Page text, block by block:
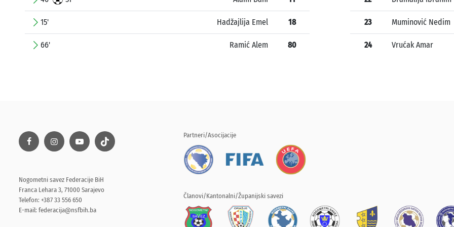
15' Hadžajlija Emel 18
66' Ramić Alem 80
23 Muminović Nedim
24 Vrućak Amar
Nogometni savez Federacije BiH
Franca Lehara 3, 71000 Sarajevo
Telefon: +387 33 556 650
E-mail: federacija@nsfbih.ba
Partneri/Asocijacije
Članovi/Kantonalni/Županijski savezi